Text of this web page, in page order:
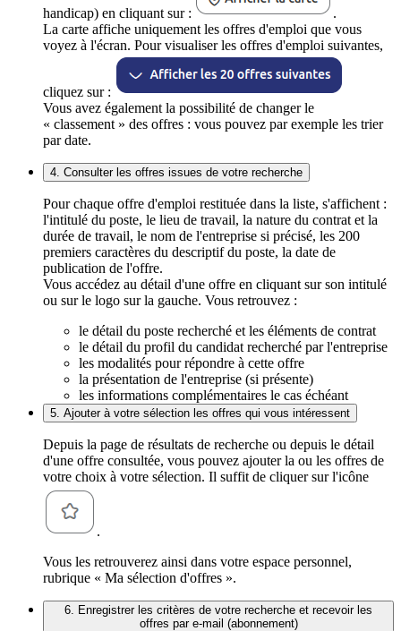
handicap) en cliquant sur :
.
La carte affiche uniquement les offres d'emploi que vous
voyez à l'écran. Pour visualiser les offres d'emploi suivantes,
cliquez sur :
Vous avez également la possibilité de changer le
« classement » des offres : vous pouvez par exemple les trier
par date.
4. Consulter les offres issues de votre recherche
Pour chaque offre d'emploi restituée dans la liste, s'affichent :
l'intitulé du poste, le lieu de travail, la nature du contrat et la
durée de travail, le nom de l'entreprise si précisé, les 200
premiers caractères du descriptif du poste, la date de
publication de l'offre.
Vous accédez au détail d'une offre en cliquant sur son intitulé
ou sur le logo sur la gauche. Vous retrouvez :
le détail du poste recherché et les éléments de contrat
le détail du profil du candidat recherché par l'entreprise
les modalités pour répondre à cette offre
la présentation de l'entreprise (si présente)
les informations complémentaires le cas échéant
5. Ajouter à votre sélection les offres qui vous intéressent
Depuis la page de résultats de recherche ou depuis le détail
d'une offre consultée, vous pouvez ajouter la ou les offres de
votre choix à votre sélection. Il suffit de cliquer sur l'icône
.
Vous les retrouverez ainsi dans votre espace personnel,
rubrique « Ma sélection d'offres ».
6. Enregistrer les critères de votre recherche et recevoir les
offres par e-mail (abonnement)